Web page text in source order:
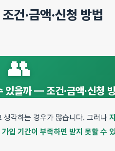
건·금액·신청 방법
👥
있을까 — 조건·금액·신청
각하는 경우가 많습니다. 그러나
가입 기간이 부족하면 받지 못할 수